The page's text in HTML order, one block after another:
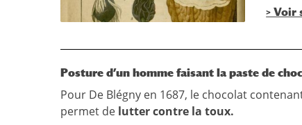
> Voir
Posture d’un homme faisant la paste de
Pour De Blégny en 1687, le chocolat
permet de lutter contre la toux.